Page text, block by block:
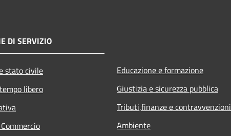
DI SERVIZIO
stato civile
libero
Educazione e formazione
Giustizia e sicurezza pubblica
Tributi,finanze e contravvenzioni
Ambiente